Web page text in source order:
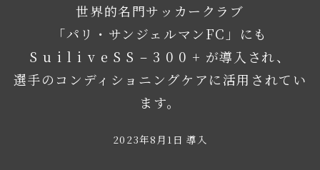
世界的名門サッカークラブ
「パリ・サンジェルマンFC」にも
S u i l i v e S S – 3 0 0 + が導入され、
選手のコンディショニングケアに活用されてい
ます。
2023年8月1日 導入